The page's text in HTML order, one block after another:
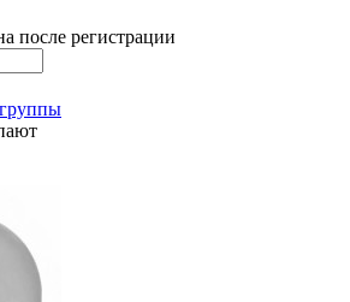
после регистрации